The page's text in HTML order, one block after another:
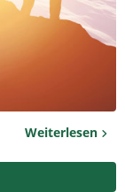
Weiterlesen